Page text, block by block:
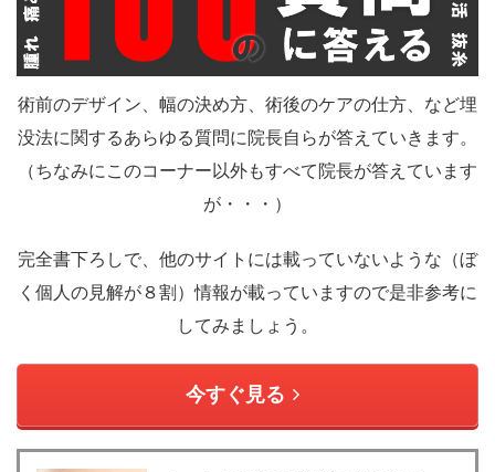
術前のデザイン、幅の決め方、術後のケアの仕方、など埋
没法に関するあらゆる質問に院長自らが答えていきます。
（ちなみにこのコーナー以外もすべて院長が答えています
が・・・）
完全書下ろしで、他のサイトには載っていないような（ぼ
く個人の見解が８割）情報が載っていますので是非参考に
してみましょう。
今すぐ見る